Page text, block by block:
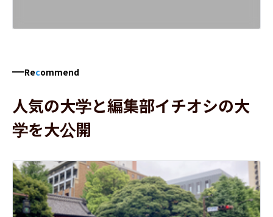
Recommend
人気の大学と編集部イチオシの大
学を大公開